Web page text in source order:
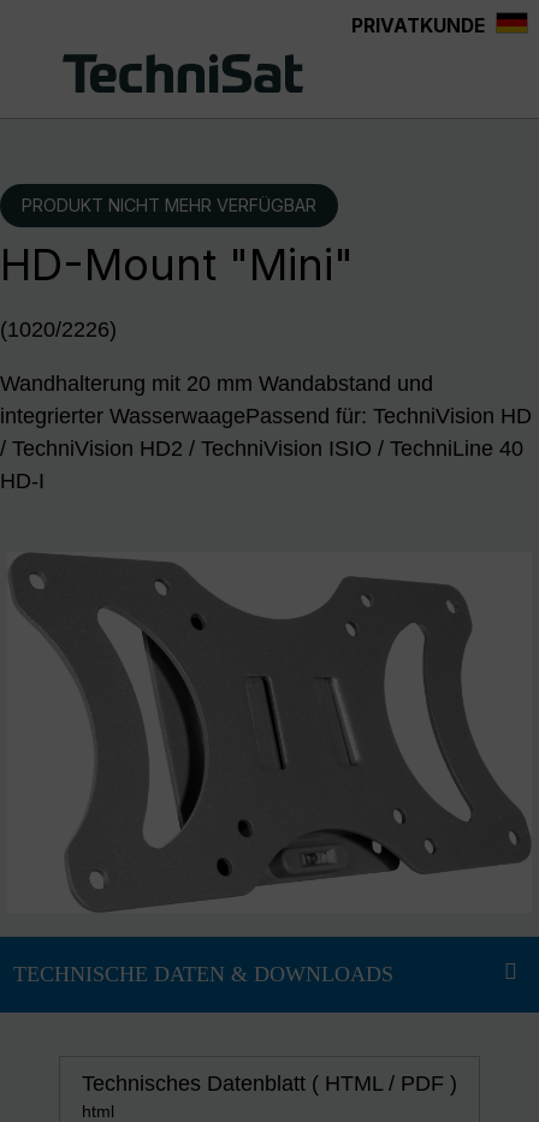
PRIVATKUNDE
PRODUKT NICHT MEHR VERFÜGBAR
HD-Mount "Mini"
(1020/2226)
Wandhalterung mit 20 mm Wandabstand und
integrierter WasserwaagePassend für: TechniVision HD
/ TechniVision HD2 / TechniVision ISIO / TechniLine 40
HD-I
Technisches Datenblatt ( HTML / PDF )
html